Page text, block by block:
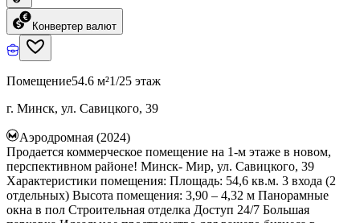
Конвертер валют
Помещение54.6 м²1/25 этаж
г. Минск, ул. Савицкого, 39
Аэродромная (2024)
Продается коммерческое помещение на 1-м этаже в новом,
перспективном районе! Минск- Мир, ул. Савицкого, 39
Характеристики помещения: Площадь: 54,6 кв.м. 3 входа (2
отдельных) Высота помещения: 3,90 – 4,32 м Панорамные
окна в пол Строительная отделка Доступ 24/7 Большая